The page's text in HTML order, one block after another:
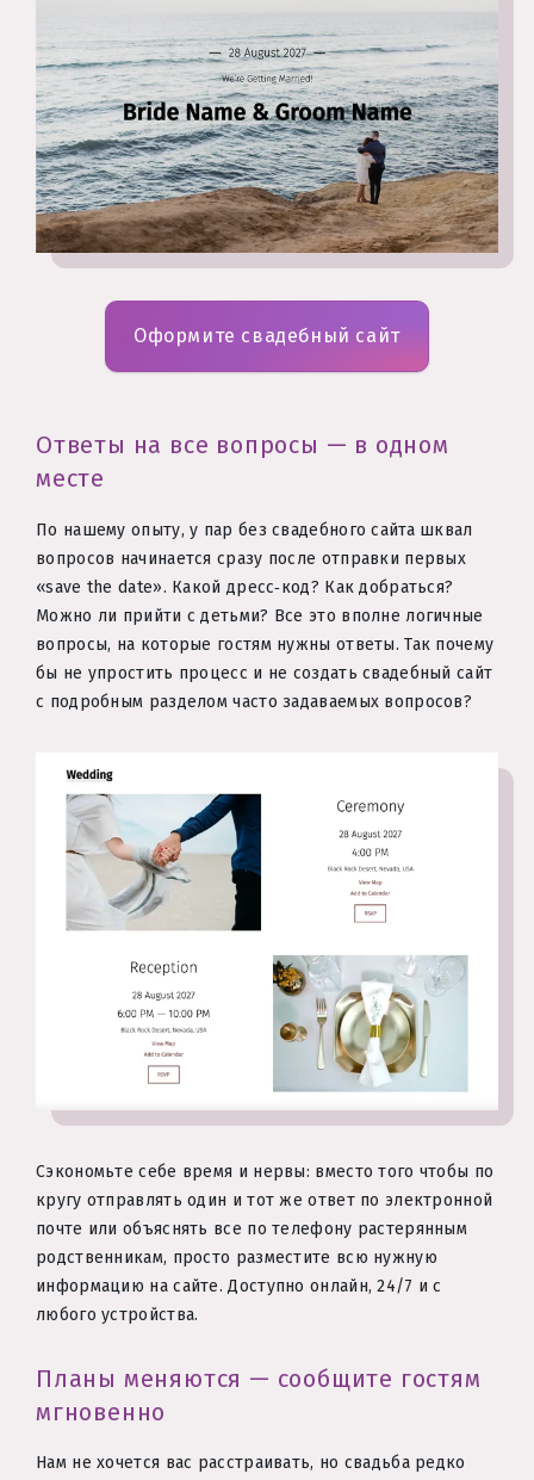
Оформите свадебный сайт
Ответы на все вопросы — в одном
месте
По нашему опыту, у пар без свадебного сайта шквал
вопросов начинается сразу после отправки первых
«save the date». Какой дресс‑код? Как добраться?
Можно ли прийти с детьми? Все это вполне логичные
вопросы, на которые гостям нужны ответы. Так почему
бы не упростить процесс и не создать свадебный сайт
с подробным разделом часто задаваемых вопросов?
Сэкономьте себе время и нервы: вместо того чтобы по
кругу отправлять один и тот же ответ по электронной
почте или объяснять все по телефону растерянным
родственникам, просто разместите всю нужную
информацию на сайте. Доступно онлайн, 24/7 и с
любого устройства.
Планы меняются — сообщите гостям
мгновенно
Нам не хочется вас расстраивать, но свадьба редко